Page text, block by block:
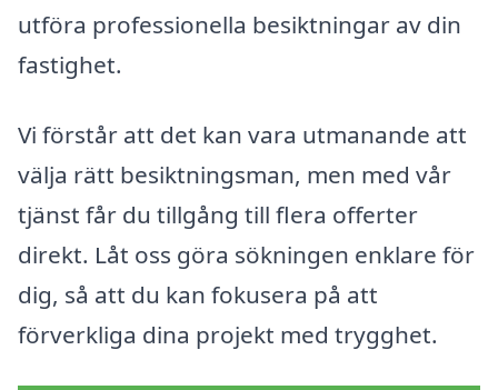
utföra professionella besiktningar av din
fastighet.
Vi förstår att det kan vara utmanande att
välja rätt besiktningsman, men med vår
tjänst får du tillgång till flera offerter
direkt. Låt oss göra sökningen enklare för
dig, så att du kan fokusera på att
förverkliga dina projekt med trygghet.